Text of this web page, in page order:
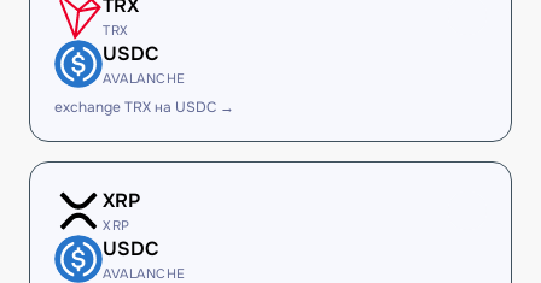
TRX
TRX
USDC
AVALANCHE
exchange TRX на USDC →
XRP
XRP
USDC
AVALANCHE